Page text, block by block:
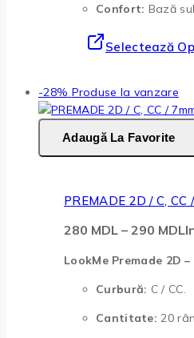
Confort: Bază
Selectează
-28% Produse la vanzare
Adaugă La Favorite
PREMADE 2D / C,
280 MDL – 290 MDL
LookMe Premade 2D
Curbură: C / CC.
Cantitate: 20